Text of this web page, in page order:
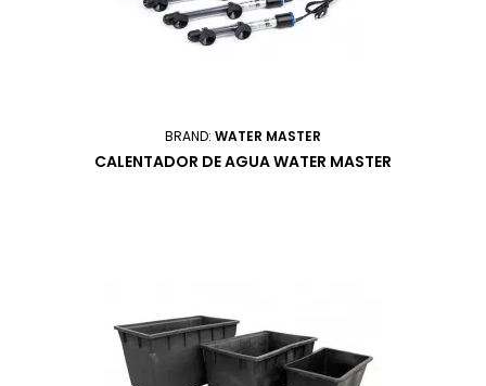
BRAND: WATER MASTER
CALENTADOR DE AGUA WATER MASTER